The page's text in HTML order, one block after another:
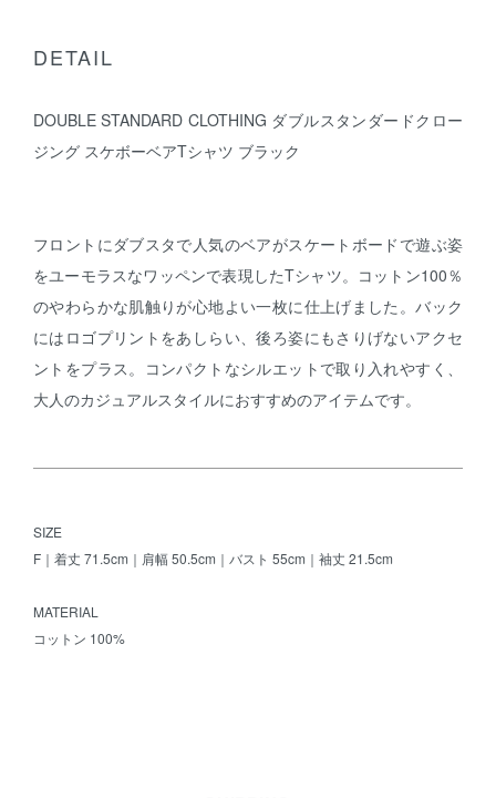
DETAIL
DOUBLE STANDARD CLOTHING ダブルスタンダードクロー
ジング スケボーベアTシャツ ブラック
フロントにダブスタで人気のベアがスケートボードで遊ぶ姿
をユーモラスなワッペンで表現したTシャツ。コットン100％
のやわらかな肌触りが心地よい一枚に仕上げました。バック
にはロゴプリントをあしらい、後ろ姿にもさりげないアクセ
ントをプラス。コンパクトなシルエットで取り入れやすく、
大人のカジュアルスタイルにおすすめのアイテムです。
SIZE
F｜着丈 71.5cm｜肩幅 50.5cm｜バスト 55cm｜袖丈 21.5cm
MATERIAL
コットン 100%